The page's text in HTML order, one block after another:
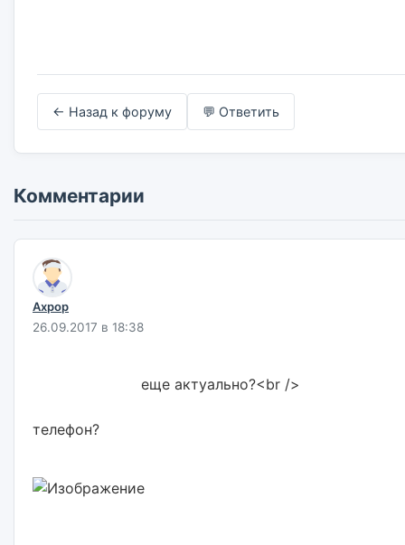
← Назад к форуму 💬 Ответить
Комментарии
Axpop
26.09.2017 в 18:38
                        еще актуально?<br />
телефон?